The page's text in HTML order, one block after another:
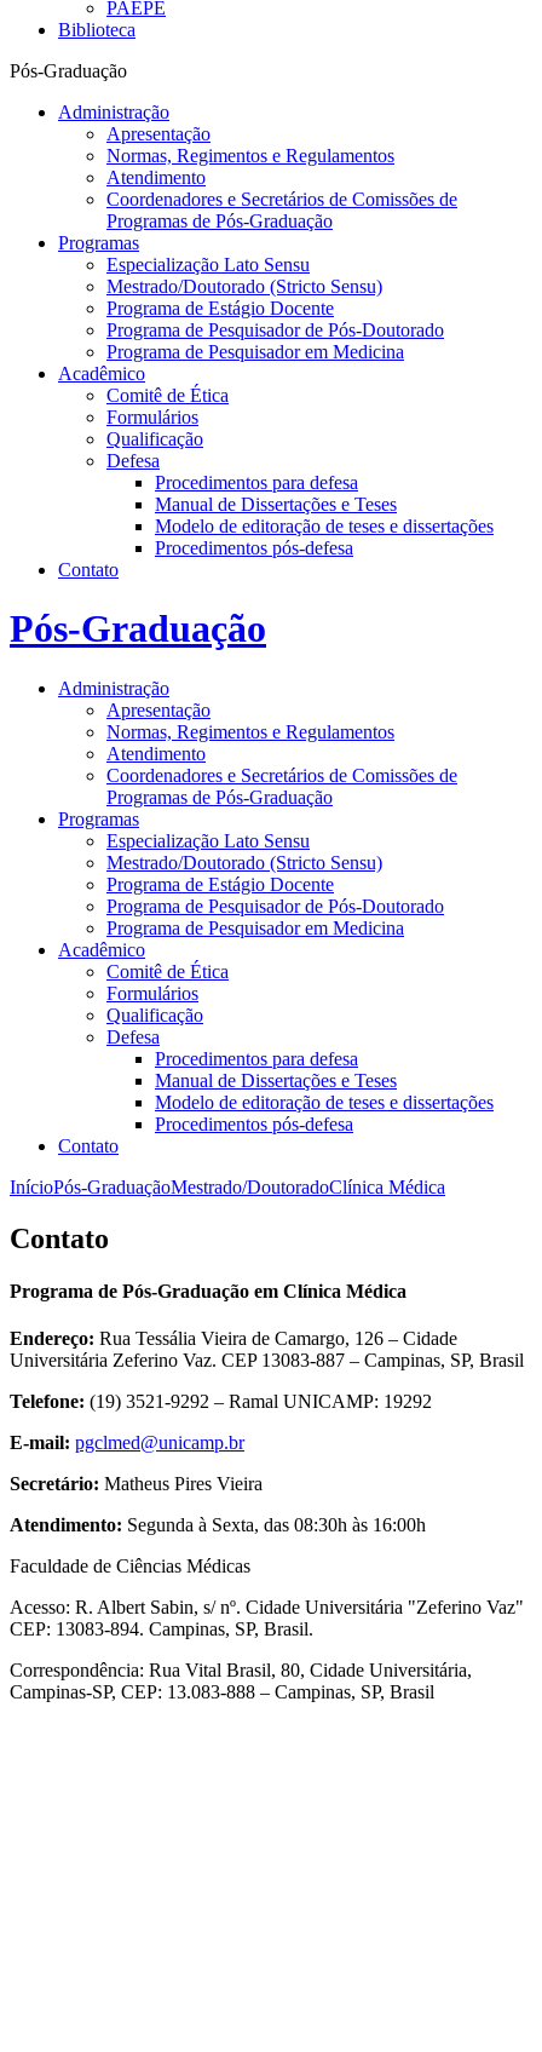
PAEPE
Biblioteca
Pós-Graduação
Administração
Apresentação
Normas, Regimentos e Regulamentos
Atendimento
Coordenadores e Secretários de Comissões de
Programas de Pós-Graduação
Programas
Especialização Lato Sensu
Mestrado/Doutorado (Stricto Sensu)
Programa de Estágio Docente
Programa de Pesquisador de Pós-Doutorado
Programa de Pesquisador em Medicina
Acadêmico
Comitê de Ética
Formulários
Qualificação
Defesa
Procedimentos para defesa
Manual de Dissertações e Teses
Modelo de editoração de teses e dissertações
Procedimentos pós-defesa
Contato
Pós-Graduação
Administração
Apresentação
Normas, Regimentos e Regulamentos
Atendimento
Coordenadores e Secretários de Comissões de
Programas de Pós-Graduação
Programas
Especialização Lato Sensu
Mestrado/Doutorado (Stricto Sensu)
Programa de Estágio Docente
Programa de Pesquisador de Pós-Doutorado
Programa de Pesquisador em Medicina
Acadêmico
Comitê de Ética
Formulários
Qualificação
Defesa
Procedimentos para defesa
Manual de Dissertações e Teses
Modelo de editoração de teses e dissertações
Procedimentos pós-defesa
Contato
InícioPós-GraduaçãoMestrado/DoutoradoClínica Médica
Contato
Programa de Pós-Graduação em Clínica Médica
Endereço: Rua Tessália Vieira de Camargo, 126 – Cidade
Universitária Zeferino Vaz. CEP 13083-887 – Campinas, SP, Brasil
Telefone: (19) 3521-9292 – Ramal UNICAMP: 19292
E-mail: pgclmed@unicamp.br
Secretário: Matheus Pires Vieira
Atendimento: Segunda à Sexta, das 08:30h às 16:00h
Faculdade de Ciências Médicas
Acesso: R. Albert Sabin, s/ nº. Cidade Universitária "Zeferino Vaz"
CEP: 13083-894. Campinas, SP, Brasil.
Correspondência: Rua Vital Brasil, 80, Cidade Universitária,
Campinas-SP, CEP: 13.083-888 – Campinas, SP, Brasil